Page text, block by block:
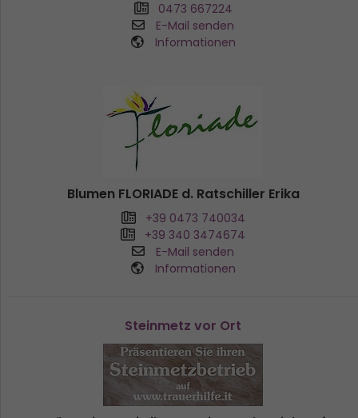
0473 667224
E-Mail senden
Informationen
Blumen FLORIADE d. Ratschiller Erika
+39 0473 740034
+39 340 3474674
E-Mail senden
Informationen
Steinmetz vor Ort